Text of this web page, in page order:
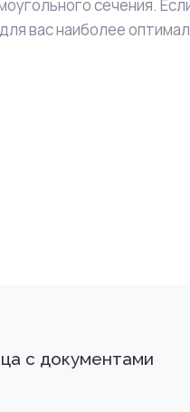
сечения.
вас наиболее
с документами